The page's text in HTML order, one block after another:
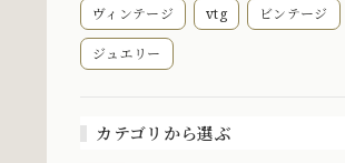
ヴィンテージ vtg ビンテージ
ジュエリー
カテゴリから選ぶ